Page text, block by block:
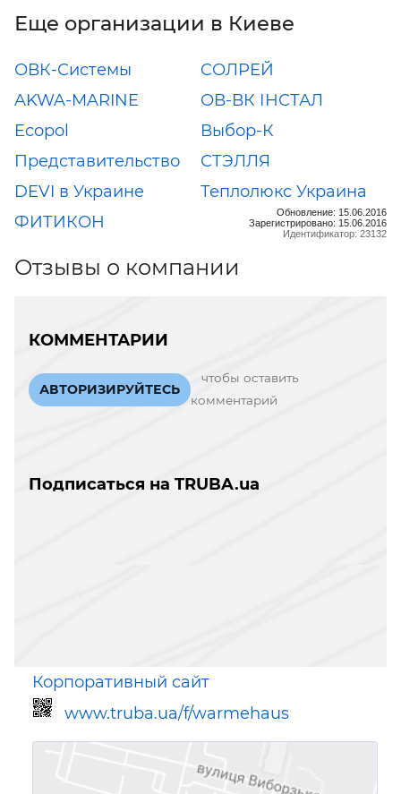
Еще организации в Киеве
ОВК-Системы
CОЛРЕЙ
AKWA-MARINE
ОВ-ВК ІНСТАЛ
Ecopol
Выбор-К
Представительство
DEVI в Украине
СТЭЛЛЯ
Теплолюкс Украина
ФИТИКОН
Обновление: 15.06.2016
Зарегистрировано: 15.06.2016
Идентификатор: 23132
Отзывы о компании
КОММЕНТАРИИ
АВТОРИЗИРУЙТЕСЬ
чтобы оставить
комментарий
Подписаться на TRUBA.ua
Корпоративный сайт
www.truba.ua/f/warmehaus